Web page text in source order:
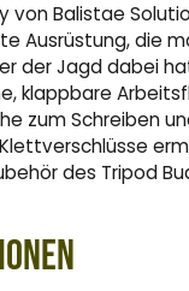
von Balistae
Ausrüstung, die
der Jagd dabei
klappbare
zum Schreiben
des Tripod